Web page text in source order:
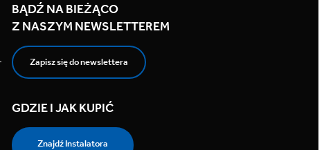
BĄDŹ NA BIEŻĄCO
Z NASZYM NEWSLETTEREM
Zapisz się do newslettera
GDZIE I JAK KUPIĆ
Znajdź Instalatora